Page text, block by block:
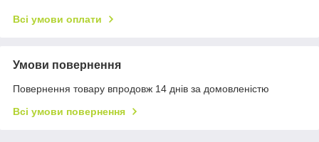
Всі умови оплати
Умови повернення
Повернення товару впродовж 14 днів за домовленістю
Всі умови повернення